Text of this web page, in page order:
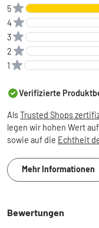
5
4
3
2
1
Verifizierte
AlsTrusted Shops
legen wir hohen Wert
sowie auf die Echtheit
Mehr Informationen
Bewertungen